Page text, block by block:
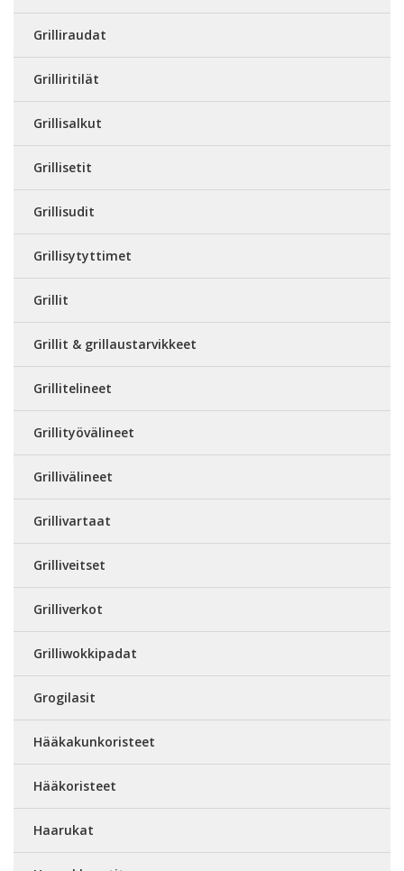
Grilliraudat
Grilliritilät
Grillisalkut
Grillisetit
Grillisudit
Grillisytyttimet
Grillit
Grillit & grillaustarvikkeet
Grillitelineet
Grillityövälineet
Grillivälineet
Grillivartaat
Grilliveitset
Grilliverkot
Grilliwokkipadat
Grogilasit
Hääkakunkoristeet
Hääkoristeet
Haarukat